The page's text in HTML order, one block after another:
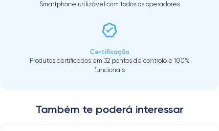
Smartphone utilizável com todos os operadores
Certificação
Produtos certificados em 32 pontos de controlo e 100%
funcionais
Também te poderá interessar